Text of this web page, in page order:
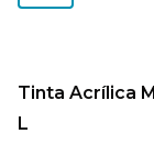
Tinta Acrílica
L